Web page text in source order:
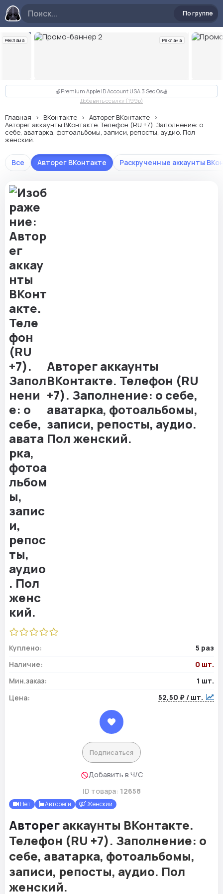
По группе
Реклама Реклама
Слайд 2 из 10
🍎Premium Apple ID Account USA 3 Sec Qs🍎
Добавить ссылку (199p)
Главная ВКонтакте
Авторег ВКонтакте
Авторег аккаунты ВКонтакте. Телефон (RU +7). Заполнение: о
себе, аватарка, фотоальбомы, записи, репосты, аудио. Пол
женский.
Все Авторег ВКонтакте Раскрученные аккаунты
Авторег аккаунты
ВКонтакте. Телефон (RU
+7). Заполнение: о себе,
аватарка, фотоальбомы,
записи, репосты, аудио.
Пол женский.
Куплено:
5 раз
Наличие:
0 шт.
Мин.заказ:
1 шт.
Цена:
52,50 ₽ / шт.
Подписаться
Добавить в Ч/С
ID товара: 12658
Нет Автореги Женский
Авторегаккаунты ВКонтакте.
Телефон (RU +7). Заполнение: о
себе, аватарка, фотоальбомы,
записи, репосты, аудио. Пол
женский.